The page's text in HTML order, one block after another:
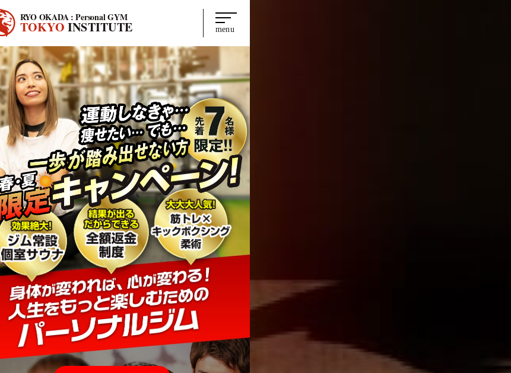
RYO OKADA : Personal GYM
TOKYO INSTITUTE menu